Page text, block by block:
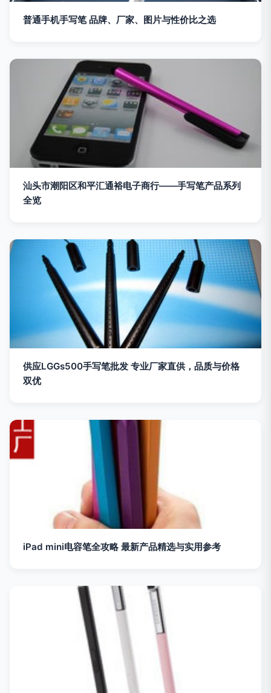
普通手机手写笔 品牌、厂家、图片与性价比之选
汕头市潮阳区和平汇通裕电子商行——手写笔产品系列
全览
供应LGGs500手写笔批发 专业厂家直供，品质与价格
双优
iPad mini电容笔全攻略 最新产品精选与实用参考